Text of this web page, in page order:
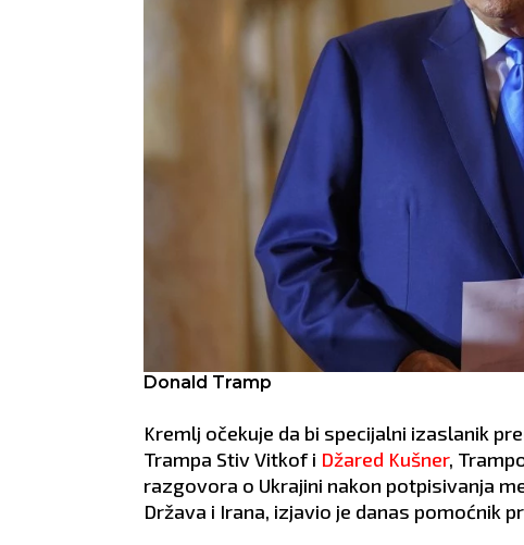
Donald Tramp
Kremlj očekuje da bi specijalni izaslanik
Trampa Stiv Vitkof i Džared Kušner,
razgovora o Ukrajini nakon potpisivanja
Država i Irana, izjavio je danas pomoćnik